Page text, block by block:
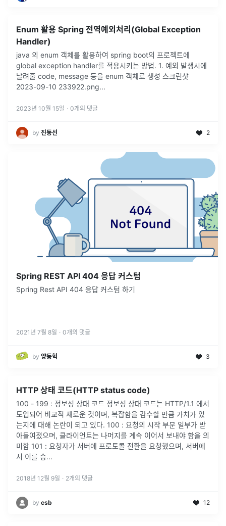
Enum 활용 Spring 전역예외처리(Global Exception
Handler)
java 의 enum 객체를 활용하여 spring boot의 프로젝트에
global exception handler를 적용시키는 방법. 1. 예외 발생시에
날려줄 code, message 등을 enum 객체로 생성 스크린샷
2023-09-10 233922.png...
2023년 10월 15일 · 0개의 댓글
by 진동선 2
Spring REST API 404 응답 커스텀
Spring Rest API 404 응답 커스텀 하기
2021년 7월 8일 · 0개의 댓글
by 양동혁 3
HTTP 상태 코드(HTTP status code)
100 - 199 : 정보성 상태 코드 정보성 상태 코드는 HTTP/1.1 에서
도입되어 비교적 새로운 것이며, 복잡함을 감수할 만큼 가치가 있
는지에 대해 논란이 되고 있다. 100 : 요청의 시작 부분 일부가 받
아들여졌으며, 클라이언트는 나머지를 계속 이어서 보내야 함을 의
미함 101 : 요청자가 서버에 프로토콜 전환을 요청했으며, 서버에
서 이를 승...
2018년 12월 9일 · 2개의 댓글
by csb 12